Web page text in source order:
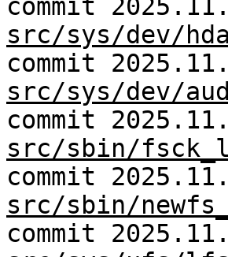
commit
src/sys/dev/
commit
src/sys/dev/
commit
src/sbin/
commit
src/sbin/
commit